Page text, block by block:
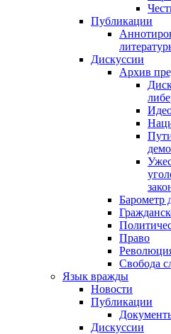
Публикации
Дискуссии
Архив
Барометр
Право
Свобода
Язык вражды
Новости
Публикации
Дискуссии